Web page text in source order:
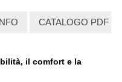
CATALOGO PDF
il comfort e la